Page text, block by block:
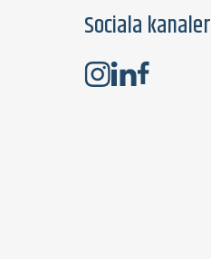
Sociala kanaler